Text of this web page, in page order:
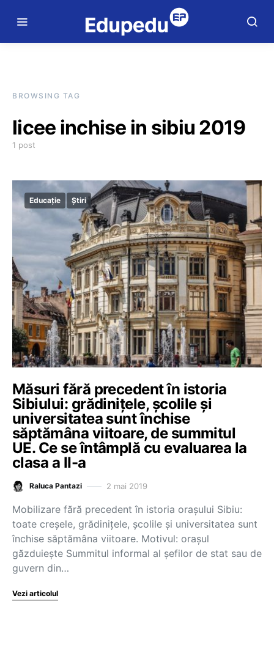
BROWSING TAG
licee inchise in sibiu 2019
1 post
Educație Știri
Măsuri fără precedent în istoria
Sibiului: grădinițele, școlile și
universitatea sunt închise
săptămâna viitoare, de summitul
UE. Ce se întâmplă cu evaluarea la
clasa a II-a
Raluca Pantazi 2 mai 2019
Mobilizare fără precedent în istoria orașului Sibiu:
toate creșele, grădinițele, școlile și universitatea sunt
închise săptămâna viitoare. Motivul: orașul
găzduiește Summitul informal al șefilor de stat sau de
guvern din…
Vezi articolul